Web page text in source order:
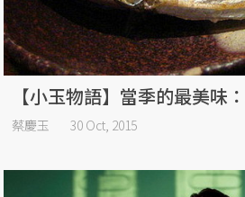
【小玉物語】當季的最美味
蔡慶玉 30 Oct, 2015